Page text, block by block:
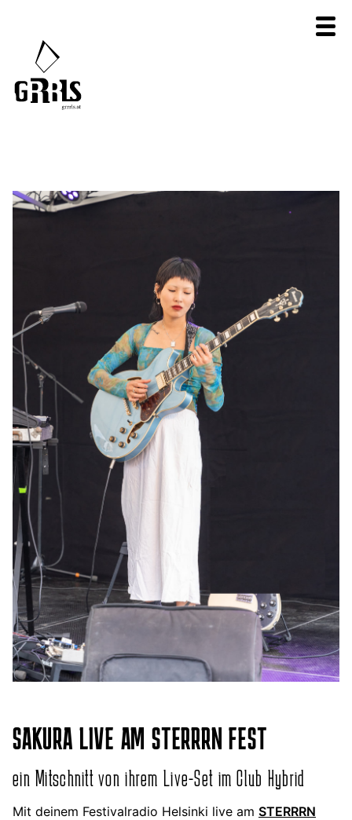
SAKURA LIVE AM STERRRN FEST
ein Mitschnitt von ihrem Live-Set im Club Hybrid
Mit deinem Festivalradio Helsinki live am STERRRN